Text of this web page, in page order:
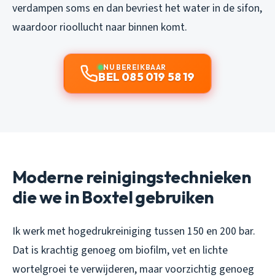
verdampen soms en dan bevriest het water in de sifon,
waardoor rioollucht naar binnen komt.
NU BEREIKBAAR
BEL 085 019 58 19
Moderne reinigingstechnieken
die we in Boxtel gebruiken
Ik werk met hogedrukreiniging tussen 150 en 200 bar.
Dat is krachtig genoeg om biofilm, vet en lichte
wortelgroei te verwijderen, maar voorzichtig genoeg